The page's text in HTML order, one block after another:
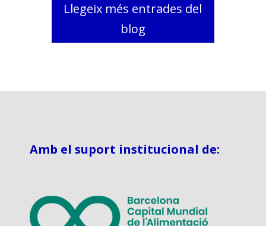
Llegeix més entrades del
blog
Amb el suport institucional de: